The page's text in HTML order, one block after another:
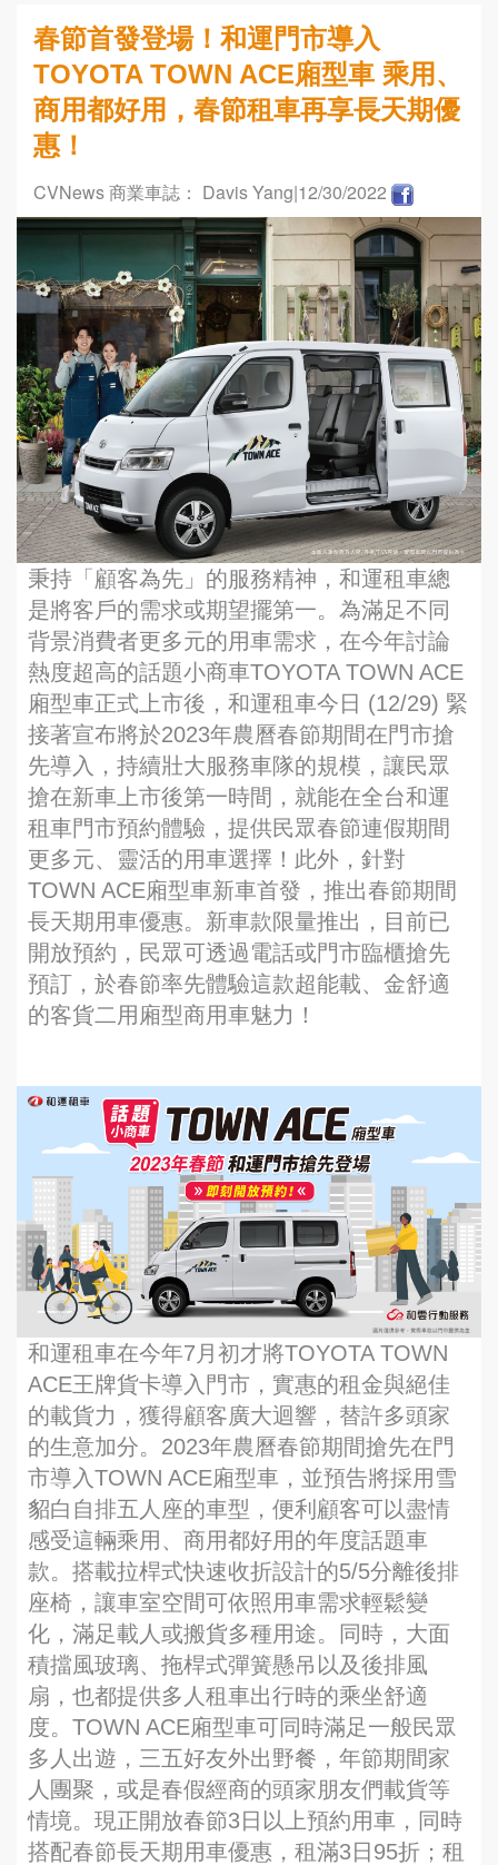
春節首發登場！和運門市導入
TOYOTA TOWN ACE廂型車 乘用、
商用都好用，春節租車再享長天期優
惠！
CVNews 商業車誌： Davis Yang|12/30/2022
秉持「顧客為先」的服務精神，和運租車總
是將客戶的需求或期望擺第一。為滿足不同
背景消費者更多元的用車需求，在今年討論
熱度超高的話題小商車TOYOTA TOWN ACE
廂型車正式上市後，和運租車今日 (12/29) 緊
接著宣布將於2023年農曆春節期間在門市搶
先導入，持續壯大服務車隊的規模，讓民眾
搶在新車上市後第一時間，就能在全台和運
租車門市預約體驗，提供民眾春節連假期間
更多元、靈活的用車選擇！此外，針對
TOWN ACE廂型車新車首發，推出春節期間
長天期用車優惠。新車款限量推出，目前已
開放預約，民眾可透過電話或門市臨櫃搶先
預訂，於春節率先體驗這款超能載、金舒適
的客貨二用廂型商用車魅力！
和運租車在今年7月初才將TOYOTA TOWN
ACE王牌貨卡導入門市，實惠的租金與絕佳
的載貨力，獲得顧客廣大迴響，替許多頭家
的生意加分。2023年農曆春節期間搶先在門
市導入TOWN ACE廂型車，並預告將採用雪
貂白自排五人座的車型，便利顧客可以盡情
感受這輛乘用、商用都好用的年度話題車
款。搭載拉桿式快速收折設計的5/5分離後排
座椅，讓車室空間可依照用車需求輕鬆變
化，滿足載人或搬貨多種用途。同時，大面
積擋風玻璃、拖桿式彈簧懸吊以及後排風
扇，也都提供多人租車出行時的乘坐舒適
度。TOWN ACE廂型車可同時滿足一般民眾
多人出遊，三五好友外出野餐，年節期間家
人團聚，或是春假經商的頭家朋友們載貨等
情境。現正開放春節3日以上預約用車，同時
搭配春節長天期用車優惠，租滿3日95折；租